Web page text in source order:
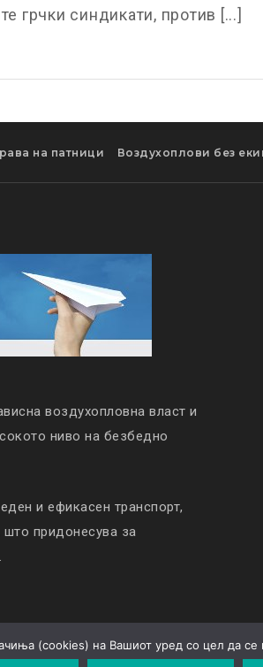
грчки синдикати, против [...]
на патници Воздухоплови без
воздухопловна власт и
ниво на безбедно
и ефикасен транспорт,
што придонесува за
|Политика за приватност
(cookies) на Вашиот уред со цел да